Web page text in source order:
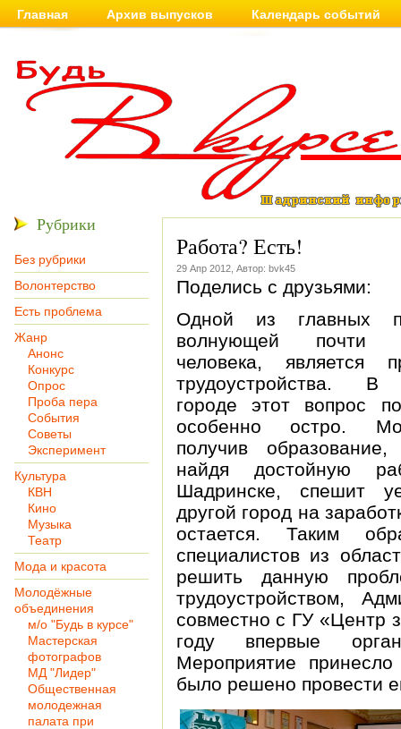
Главная Архив выпусков Календарь событий
Рубрики
Без рубрики
Волонтерство
Есть проблема
Жанр
Анонс
Конкурс
Опрос
Проба пера
События
Советы
Эксперимент
Культура
КВН
Кино
Музыка
Театр
Мода и красота
Молодёжные
объединения
м/о "Будь в курсе"
Мастерская
фотографов
МД "Лидер"
Общественная
молодежная
палата при
Работа? Есть!
29 Апр 2012, Автор: bvk45
Поделись с друзьями:
Одной из главных
волнующей почти
человека, является
трудоустройства.
городе этот вопрос
особенно остро.
получив
найдя достойную
Шадринске, спешит
другой город на
остается. Таким
специалистов из
решить данную
трудоустройством,
совместно с ГУ «Центр
году впервые
Мероприятие
было решено провести